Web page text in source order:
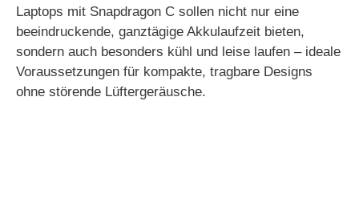
Laptops mit Snapdragon C sollen nicht nur eine
beeindruckende, ganztägige Akkulaufzeit bieten,
sondern auch besonders kühl und leise laufen – ideale
Voraussetzungen für kompakte, tragbare Designs
ohne störende Lüftergeräusche.